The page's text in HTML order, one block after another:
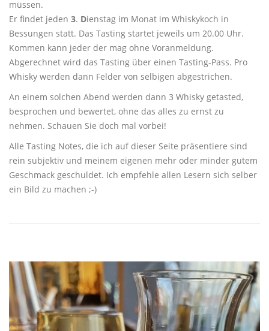
müssen.
Er findet jeden 3. Dienstag im Monat im Whiskykoch in
Bessungen statt. Das Tasting startet jeweils um 20.00 Uhr.
Kommen kann jeder der mag ohne Voranmeldung.
Abgerechnet wird das Tasting über einen Tasting-Pass. Pro
Whisky werden dann Felder von selbigen abgestrichen.
An einem solchen Abend werden dann 3 Whisky getasted,
besprochen und bewertet, ohne das alles zu ernst zu
nehmen. Schauen Sie doch mal vorbei!
Alle Tasting Notes, die ich auf dieser Seite präsentiere sind
rein subjektiv und meinem eigenen mehr oder minder gutem
Geschmack geschuldet. Ich empfehle allen Lesern sich selber
ein Bild zu machen ;-)